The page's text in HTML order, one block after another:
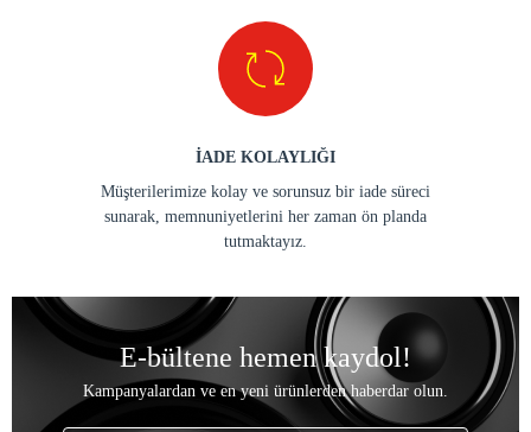
İADE KOLAYLIĞI
Müşterilerimize kolay ve sorunsuz bir iade süreci
sunarak, memnuniyetlerini her zaman ön planda
tutmaktayız.
E-bültene hemen kaydol!
Kampanyalardan ve en yeni ürünlerden haberdar olun.